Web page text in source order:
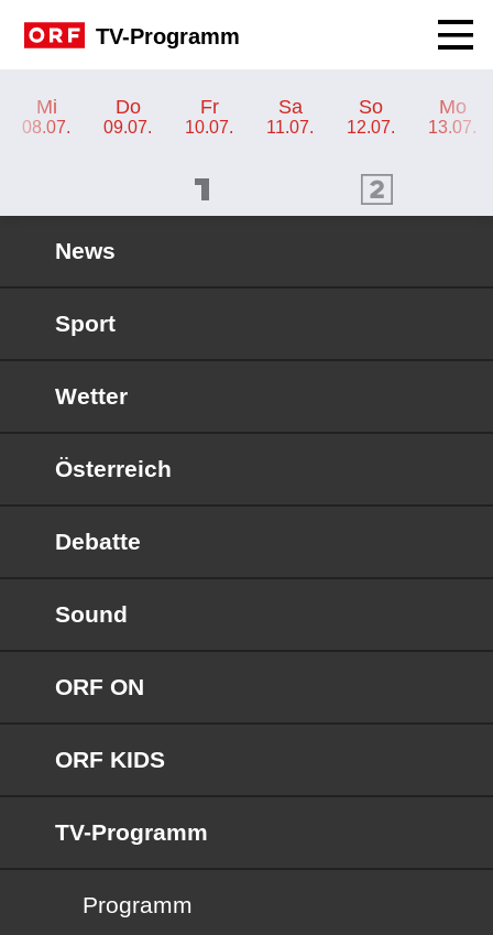
TV-Programm
Mi
08.07.
Do
09.07.
Fr
10.07.
Sa
11.07.
So
12.07.
Mo
13.07.
ORF 2 Programm
News
Sport
Wetter
Österreich
Debatte
Sound
ORF ON
ORF KIDS
TV-Programm
Programm